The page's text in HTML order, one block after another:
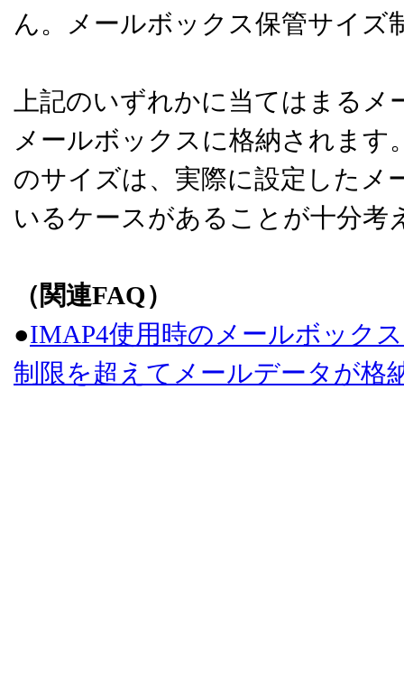
ん。メールボックス保管サイズ
上記のいずれかに当てはまる
メールボックスに格納されま
のサイズは、実際に設定したメ
いるケースがあることが十分考
（関連FAQ）
●IMAP4使用時のメールボック
制限を超えてメールデータが格